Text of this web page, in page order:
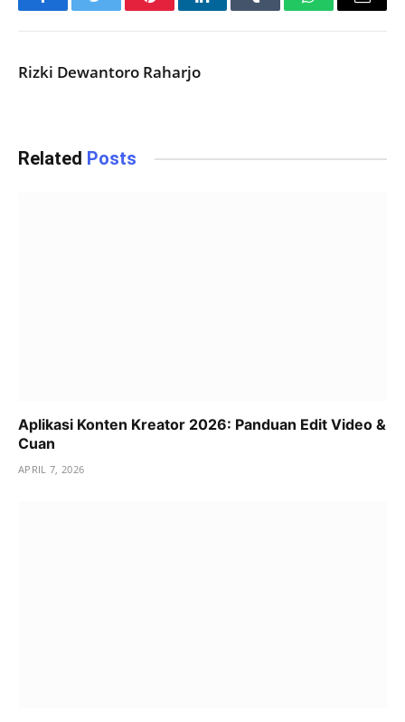
FacebookTwitter PinterestLinkedInTumblr WhatsAppEmail
Rizki Dewantoro Raharjo
Related Posts
Aplikasi Konten Kreator 2026: Panduan Edit Video &
Cuan
APRIL 7, 2026